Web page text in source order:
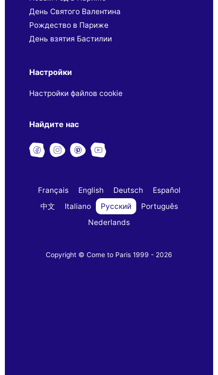
День Святого Валентина
Рождество в Париже
День взятия Бастилии
Настройки
Настройки файлов cookie
Найдите нас
Français English Deutsch
Español
中文
Italiano Русский
Português
Nederlands
Copyright © Come to Paris 1999 - 2026